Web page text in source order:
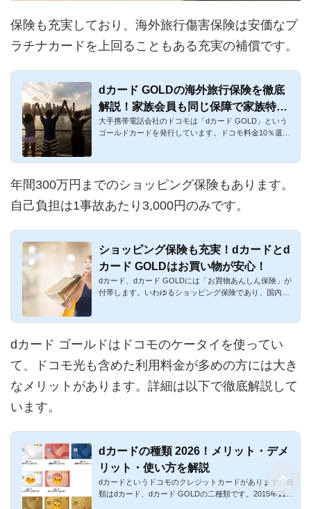
保険も充実しており、海外旅行傷害保険は安価なプ
ラチナカードを上回ることもある充実の補償です。
dカード GOLDの海外旅行保険を徹底
解説！家族会員も同じ保障で家族特約
も付帯
大手携帯電話会社のドコモは「dカード GOLD」という
ゴールドカードを発行しています。ドコモ料金10％還
年間300万円までのショッピング保険もあります。
自己負担は1事故あたり3,000円のみです。
ショッピング保険も充実！dカードとd
カード GOLDはお買い物が安心！
dカード、dカード GOLDには「お買物あんしん保険」が
付帯します。いわゆるショッピング保険であり、国内外
dカード ゴールドはドコモのケータイを使ってい
て、ドコモ光も含めた利用料金が多めの方には大き
なメリットがあります。詳細は以下で徹底解説して
います。
dカードの種類 2026！メリット・デメ
リット・使い方を解説
dカードというドコモのクレジットカードがあります。種
類はdカード、dカード GOLDの二種類です。2015年11月